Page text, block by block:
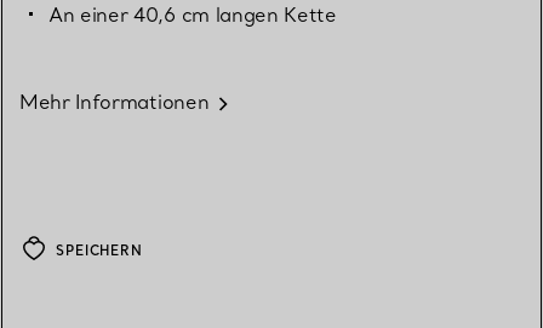
An einer 40,6 cm langen Kette
Mehr Informationen
SPEICHERN